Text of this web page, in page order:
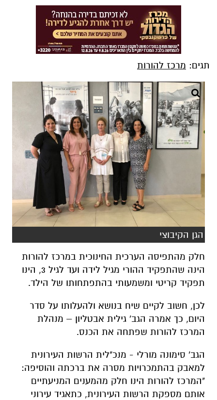
תגים: מרכז להורות
הגן הקיבוצי
חלק מהתפיסה הערכית החינוכית במרכז להורות
הינה שהתפקיד ההורי מגיל לידה ועד לגיל 3, הינו
תפקיד קריטי ומשמעותי בהתפתחותו של הילד.
לכן, חשוב לקיים שיח בנושא ולהעלותו על סדר
היום, כך אמרה הגב' גילית אבטליון – מנהלת
המרכז להורות שפתחה את הכנס.
הגב' סימונה מורלי - מנכ"לית הרשות העירונית
למאבק בהתמכרויות מסרה את ברכתה והוסיפה:
"המרכז להורות הינו חלק מהמענים המניעתיים
אותם מספקת הרשות העירונית, כתאגיד עירוני